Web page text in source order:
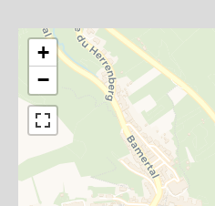
+
−